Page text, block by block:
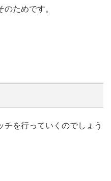
ためです。
チを行っていくのでしょう